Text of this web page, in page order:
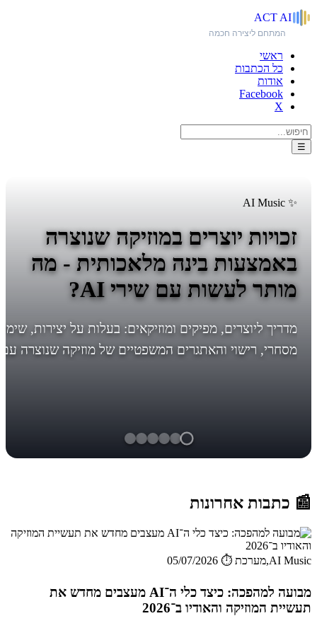
ACT AI
המתחם ליצירה חכמה
ראשי
כל הכתבות
אודות
Facebook
X
☰
✨ AI Music
זכויות יוצרים במוזיקה שנוצרה
באמצעות בינה מלאכותית - מה
מותר לעשות עם שירי AI?
מדריך ליוצרים, מפיקים ומוזיקאים: בעלות על יצירות,
מסחרי, רישוי והאתגרים המשפטיים של מוזיקה שנוצרה עם
📰 כתבות אחרונות
AI Music,מערכת ⏱️ 05/07/2026
מבועה למהפכה: כיצד כלי ה־AI מעצבים מחדש את
תעשיית המוזיקה והאודיו ב־2026